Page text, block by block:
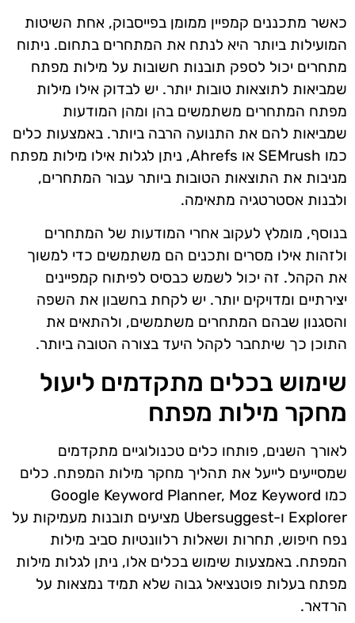
כאשר מתכננים קמפיין ממומן בפייסבוק, אחת השיטות
המועילות ביותר היא לנתח את המתחרים בתחום. ניתוח
מתחרים יכול לספק תובנות חשובות על מילות מפתח
שמביאות לתוצאות טובות יותר. יש לבדוק אילו מילות
מפתח המתחרים משתמשים בהן ומהן המודעות
שמביאות להם את התנועה הרבה ביותר. באמצעות כלים
כמו SEMrush או Ahrefs, ניתן לגלות אילו מילות מפתח
מניבות את התוצאות הטובות ביותר עבור המתחרים,
ולבנות אסטרטגיה מתאימה.
בנוסף, מומלץ לעקוב אחרי המודעות של המתחרים
ולזהות אילו מסרים ותכנים הם משתמשים כדי למשוך
את הקהל. זה יכול לשמש כבסיס לפיתוח קמפיינים
יצירתיים ומדויקים יותר. יש לקחת בחשבון את השפה
והסגנון שבהם המתחרים משתמשים, ולהתאים את
התוכן כך שיתחבר לקהל היעד בצורה הטובה ביותר.
שימוש בכלים מתקדמים ליעול
מחקר מילות מפתח
לאורך השנים, פותחו כלים טכנולוגיים מתקדמים
שמסייעים לייעל את תהליך מחקר מילות המפתח. כלים
כמו Google Keyword Planner, Moz Keyword
Explorer ו-Ubersuggest מציעים תובנות מעמיקות על
נפח חיפוש, תחרות ושאלות רלוונטיות סביב מילות
המפתח. באמצעות שימוש בכלים אלו, ניתן לגלות מילות
מפתח בעלות פוטנציאל גבוה שלא תמיד נמצאות על
הרדאר.